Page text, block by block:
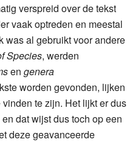
verspreid over de tekst
vaak optreden en meestal
was al gebruikt voor andere
Species, werden
en genera
worden gevonden, lijken
te zijn. Het lijkt er dus
dat wijst dus toch op een
deze geavanceerde